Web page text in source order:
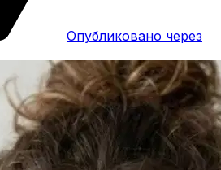
Опубликовано через